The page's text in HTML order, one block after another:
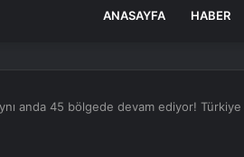
ANASAYFA HABER
anda 45 bölgede devam ediyor!